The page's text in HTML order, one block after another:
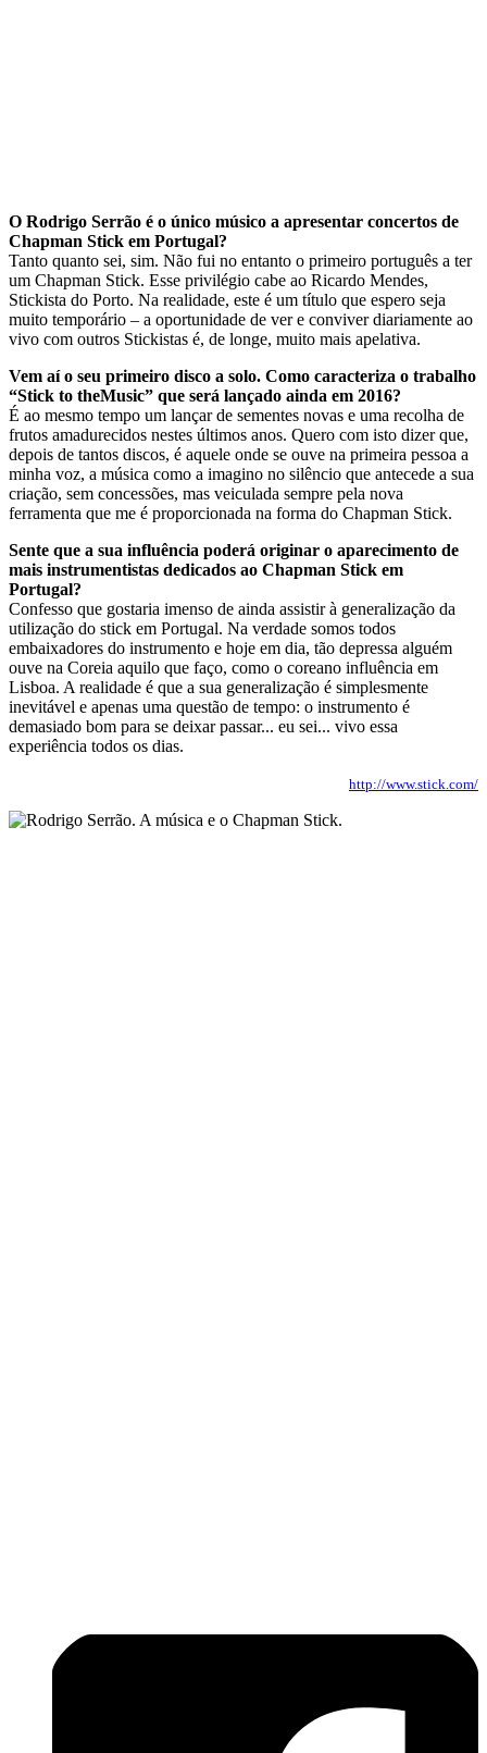
O Rodrigo Serrão é o único músico a apresentar concertos de
Chapman Stick em Portugal?
Tanto quanto sei, sim. Não fui no entanto o primeiro português a ter
um Chapman Stick. Esse privilégio cabe ao Ricardo Mendes,
Stickista do Porto. Na realidade, este é um título que espero seja
muito temporário – a oportunidade de ver e conviver diariamente ao
vivo com outros Stickistas é, de longe, muito mais apelativa.
Vem aí o seu primeiro disco a solo. Como caracteriza o trabalho
“Stick to theMusic” que será lançado ainda em 2016?
É ao mesmo tempo um lançar de sementes novas e uma recolha de
frutos amadurecidos nestes últimos anos. Quero com isto dizer que,
depois de tantos discos, é aquele onde se ouve na primeira pessoa a
minha voz, a música como a imagino no silêncio que antecede a sua
criação, sem concessões, mas veiculada sempre pela nova
ferramenta que me é proporcionada na forma do Chapman Stick.
Sente que a sua influência poderá originar o aparecimento de
mais instrumentistas dedicados ao Chapman Stick em
Portugal?
Confesso que gostaria imenso de ainda assistir à generalização da
utilização do stick em Portugal. Na verdade somos todos
embaixadores do instrumento e hoje em dia, tão depressa alguém
ouve na Coreia aquilo que faço, como o coreano influência em
Lisboa. A realidade é que a sua generalização é simplesmente
inevitável e apenas uma questão de tempo: o instrumento é
demasiado bom para se deixar passar... eu sei... vivo essa
experiência todos os dias.
http://www.stick.com/